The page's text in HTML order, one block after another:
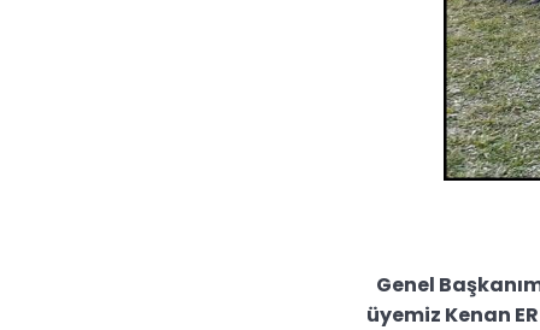
Genel
üyemiz Kenan